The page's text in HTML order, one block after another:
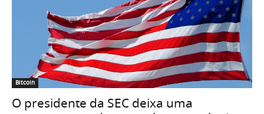
Bitcoin
O presidente da SEC deixa uma